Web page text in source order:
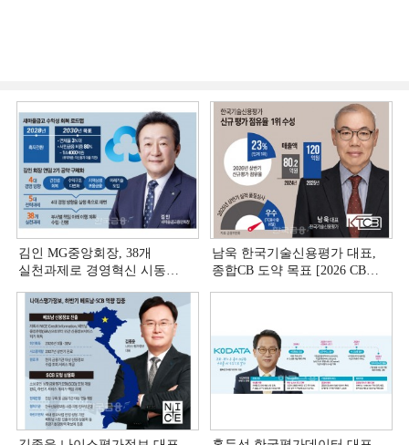
김인 MG중앙회장, 38개
실천과제로 경영혁신 시동
남욱 한국기술신용평가 대표,
종합CB 도약 목표 [2026 CB사